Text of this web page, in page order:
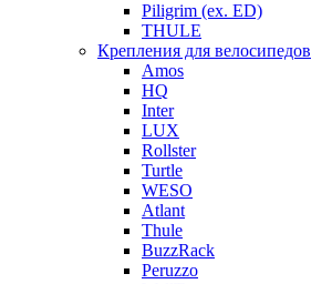
Piligrim (ex. ED)
THULE
Крепления для велосипедов
Amos
HQ
Inter
LUX
Rollster
Turtle
WESO
Atlant
Thule
BuzzRack
Peruzzo